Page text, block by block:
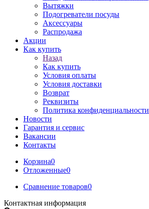
Вытяжки
Подогреватели посуды
Аксессуары
Распродажа
Акции
Как купить
Назад
Как купить
Условия оплаты
Условия доставки
Возврат
Реквизиты
Политика конфиденциальности
Новости
Гарантия и сервис
Вакансии
Контакты
Корзина0
Отложенные0
Сравнение товаров0
Контактная информация